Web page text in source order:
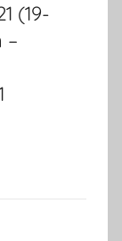
(19-
–